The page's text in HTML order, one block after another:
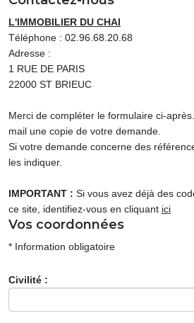
L'IMMOBILIER DU CHAI
Téléphone : 02.96.68.20.68
Adresse :
1 RUE DE PARIS
22000 ST BRIEUC
Merci de compléter le formulaire ci-
mail une copie de votre demande.
Si votre demande concerne des
les indiquer.
IMPORTANT : Si vous avez déjà des
ce site, identifiez-vous en cliquant ici
Vos coordonnées
* Information obligatoire
Civilité :